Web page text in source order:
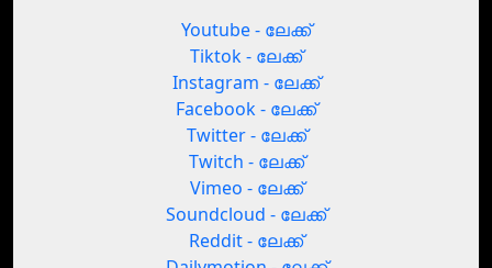
Youtube - ലേക്ക്
Tiktok - ലേക്ക്
Instagram - ലേക്ക്
Facebook - ലേക്ക്
Twitter - ലേക്ക്
Twitch - ലേക്ക്
Vimeo - ലേക്ക്
Soundcloud - ലേക്ക്
Reddit - ലേക്ക്